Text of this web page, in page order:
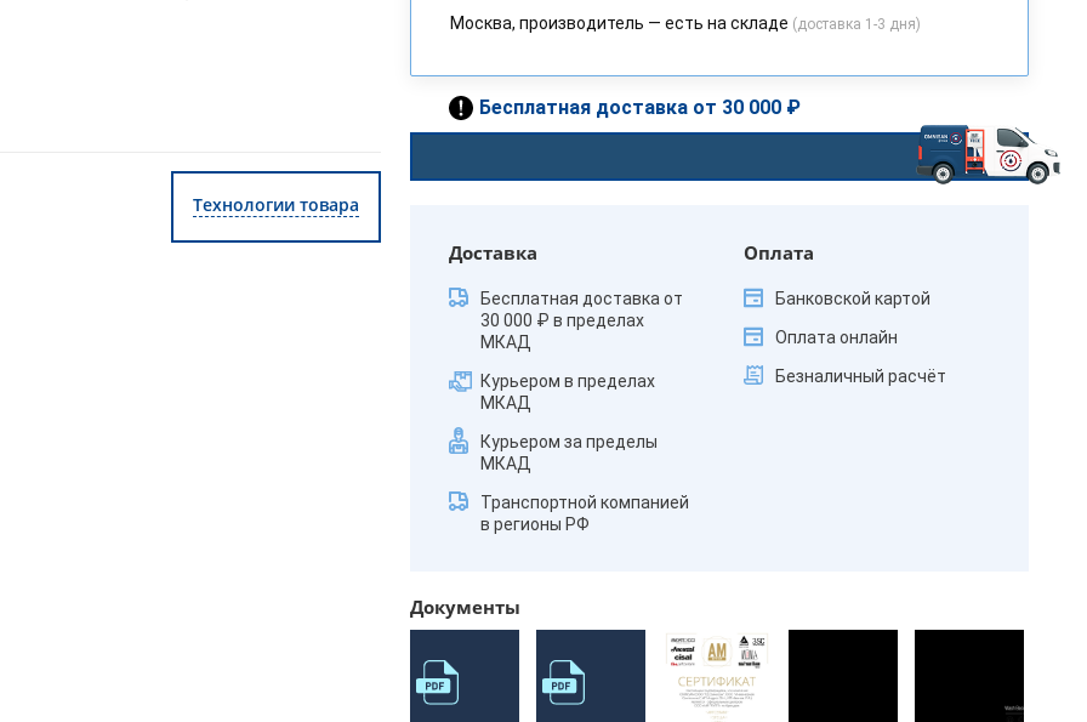
Технологии товара
Москва, производитель — есть на складе (доставка 1-3 дня)
Бесплатная доставка от 30 000 ₽
Доставка
Бесплатная доставка от
30 000 ₽ в пределах
МКАД
Курьером в пределах
МКАД
Курьером за пределы
МКАД
Транспортной компанией
в регионы РФ
Оплата
Банковской картой
Оплата онлайн
Безналичный расчёт
Документы